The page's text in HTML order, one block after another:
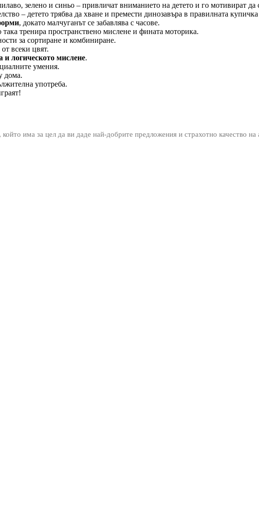
зелено и синьо – привличат вниманието на детето и го мотивират да
– детето трябва да хване и премести динозавъра в правилната
, докато малчуганът се забавлява с часове.
така тренира пространствено мислене и фината моторика.
за сортиране и комбиниране.
всеки цвят.
и логическото мислене.
умения.
дома.
употреба.
има за цел да ви даде най-добрите предложения и страхотно качество на